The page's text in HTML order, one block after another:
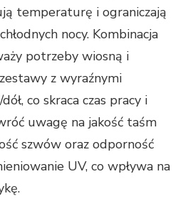
temperaturę i ograniczają
nocy. Kombinacja
potrzeby wiosną i
z wyraźnymi
co skraca czas pracy i
uwagę na jakość taśm
szwów oraz odporność
UV, co wpływa na